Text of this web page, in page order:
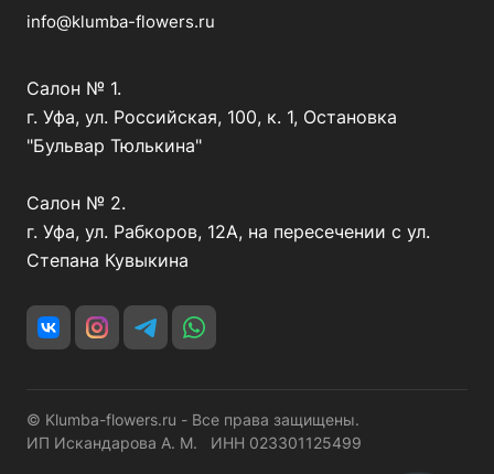
info@klumba-flowers.ru
Салон № 1.
г. Уфа, ул. Российская, 100, к. 1, Остановка
"Бульвар Тюлькина"
Салон № 2.
г. Уфа, ул. Рабкоров, 12А, на пересечении с ул.
Степана Кувыкина
© Klumba-flowers.ru - Все права защищены.
ИП Искандарова А. М. ИНН 023301125499